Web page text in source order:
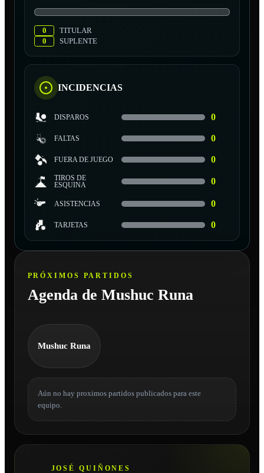
0
TITULAR
0
SUPLENTE
INCIDENCIAS
DISPAROS 0
FALTAS 0
FUERA DE JUEGO 0
TIROS DE
ESQUINA
0
ASISTENCIAS 0
TARJETAS 0
PRÓXIMOS PARTIDOS
Agenda de Mushuc Runa
Mushuc Runa
Aún no hay proximos partidos publicados para este
equipo.
JOSÉ QUIÑONES